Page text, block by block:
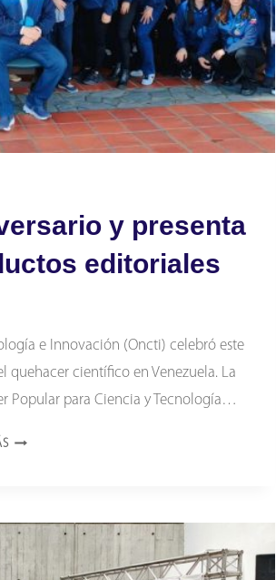
y presenta
editoriales
e Innovación (Oncti) celebró este
quehacer científico en Venezuela. La
Popular para Ciencia y Tecnología…
ONCTI
Y
PRESENTA
OCHO